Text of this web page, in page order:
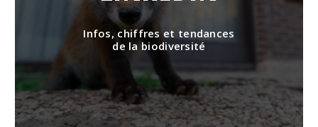
Infos, chiffres et tendances
de la biodiversité